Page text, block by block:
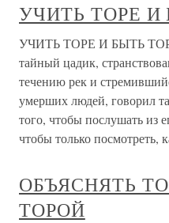
УЧИТЬ ТОРЕ И
УЧИТЬ ТОРЕ И БЫТЬ
тайный цадик,
течению рек и
умерших людей, говорил
того, чтобы послушать из
чтобы только посмотреть,
ОБЪЯСНЯТЬ
ТОРОЙ